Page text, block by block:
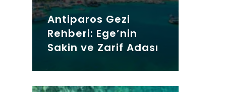
Antiparos Gezi
Rehberi: Ege’nin
Sakin ve Zarif Adası